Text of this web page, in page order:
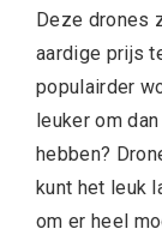
Deze drones
aardige prijs
populairder
leuker om
hebben?
kunt het leuk
om er heel